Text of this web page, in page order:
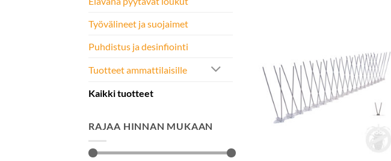
Työvälineet ja suojaimet
Puhdistus ja desinfiointi
Tuotteet ammattilaisille
Kaikki tuotteet
RAJAA HINNAN MUKAAN
toivelistalle